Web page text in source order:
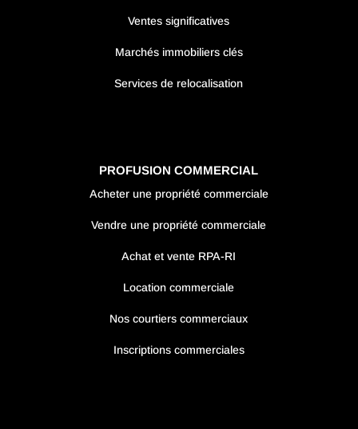
Ventes significatives
Marchés immobiliers clés
Services de relocalisation
PROFUSION COMMERCIAL
Acheter une propriété commerciale
Vendre une propriété commerciale
Achat et vente RPA-RI
Location commerciale
Nos courtiers commerciaux
Inscriptions commerciales